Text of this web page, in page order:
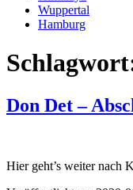
Wuppertal
Hamburg
Don Det –
Hier geht’s weiter nach